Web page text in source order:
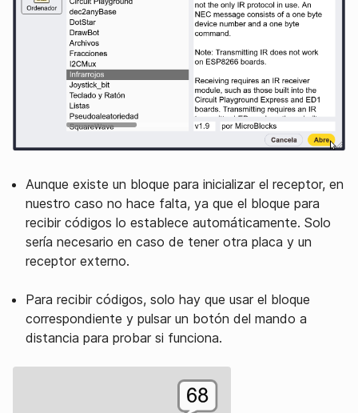
Aunque existe un bloque para inicializar el receptor, en
nuestro caso no hace falta, ya que el bloque para
recibir códigos lo establece automáticamente. Solo
sería necesario en caso de tener otra placa y un
receptor externo.
Para recibir códigos, solo hay que usar el bloque
correspondiente y pulsar un botón del mando a
distancia para probar si funciona.